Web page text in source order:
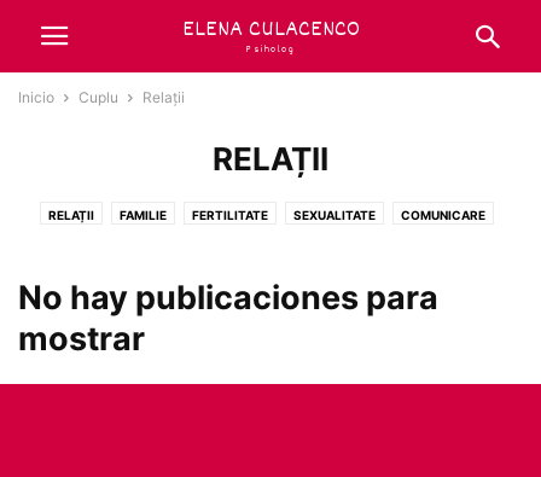
ELENA CULACENCO
Psiholog
Inicio Cuplu Relații
RELAȚII
RELAȚII FAMILIE FERTILITATE SEXUALITATE COMUNICARE
No hay publicaciones para
mostrar